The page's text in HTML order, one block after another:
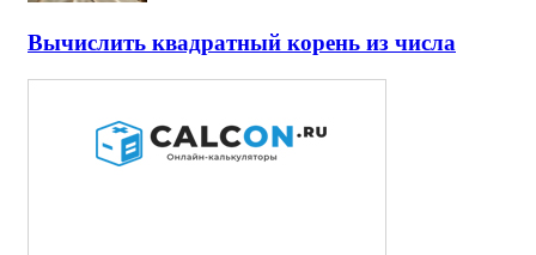
Вычислить квадратный корень из числа